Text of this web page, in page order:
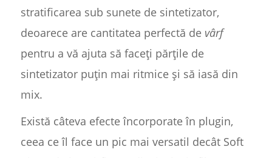
stratificarea sub sunete de sintetizator,
deoarece are cantitatea perfectă de vârf
pentru a vă ajuta să faceți părțile de
sintetizator puțin mai ritmice și să iasă din
mix.
Există câteva efecte încorporate în plugin,
ceea ce îl face un pic mai versatil decât Soft